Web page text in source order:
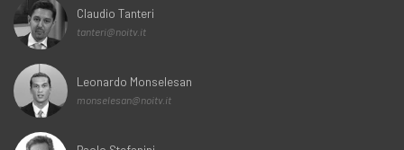
Claudio Tanteri
tanteri@noitv.it
Leonardo Monselesan
monselesan@noitv.it